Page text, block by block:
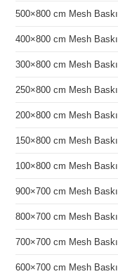
500×800 cm Mesh Baskı
400×800 cm Mesh Baskı
300×800 cm Mesh Baskı
250×800 cm Mesh Baskı
200×800 cm Mesh Baskı
150×800 cm Mesh Baskı
100×800 cm Mesh Baskı
900×700 cm Mesh Baskı
800×700 cm Mesh Baskı
700×700 cm Mesh Baskı
600×700 cm Mesh Baskı